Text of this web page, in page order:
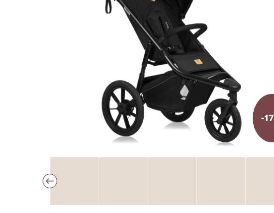
-17